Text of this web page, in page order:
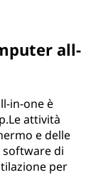
all-
in-one è
attività
e delle
di
per